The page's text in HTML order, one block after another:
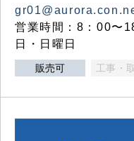
営業時間：8：00〜
日・日曜日
販売可 工事・